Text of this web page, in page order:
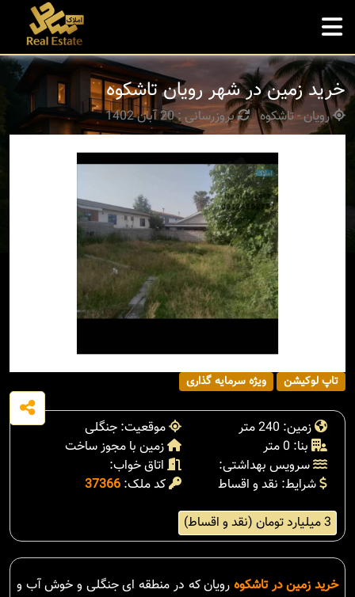
خرید زمین در شهر رویان تاشکوه
رویان - تاشکوه بروزرسانی : 20 آبان 1402
تاپ لوکیشن ویژه سرمایه گذاری
زمین: 240 متر
موقعیت: جنگلی
بنا: 0 متر
زمین با مجوز ساخت
سرویس بهداشتی:
اتاق خواب:
شرایط: نقد و اقساط
کد ملک: 37366
3 میلیارد تومان (نقد و اقساط)
خرید زمین در تاشکوه رویان که در منطقه ای جنگلی و خوش آب و